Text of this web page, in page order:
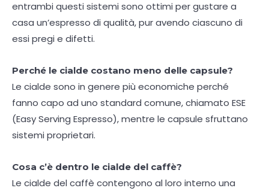
entrambi questi sistemi sono ottimi per gustare a
casa un’espresso di qualità, pur avendo ciascuno di
essi pregi e difetti.
Perché le cialde costano meno delle capsule?
Le cialde sono in genere più economiche perché
fanno capo ad uno standard comune, chiamato ESE
(Easy Serving Espresso), mentre le capsule sfruttano
sistemi proprietari.
Cosa c’è dentro le cialde del caffè?
Le cialde del caffè contengono al loro interno una